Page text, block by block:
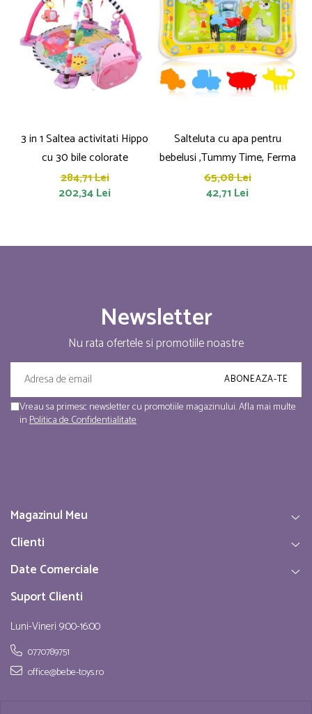
3 in 1 Saltea activitati Hippo
cu 30 bile colorate
284,71 Lei
202,34 Lei
Salteluta cu apa pentru
bebelusi ,Tummy Time, Ferma
65,08 Lei
42,71 Lei
Newsletter
Nu rata ofertele si promotiile noastre
Vreau sa primesc newsletter cu promotiile magazinului. Afla mai multe
inPolitica de Confidentialitate
Magazinul Meu
Clienti
Date Comerciale
Suport Clienti
Luni-Vineri 9:00-16:00
0770789751
office@bebe-toys.ro